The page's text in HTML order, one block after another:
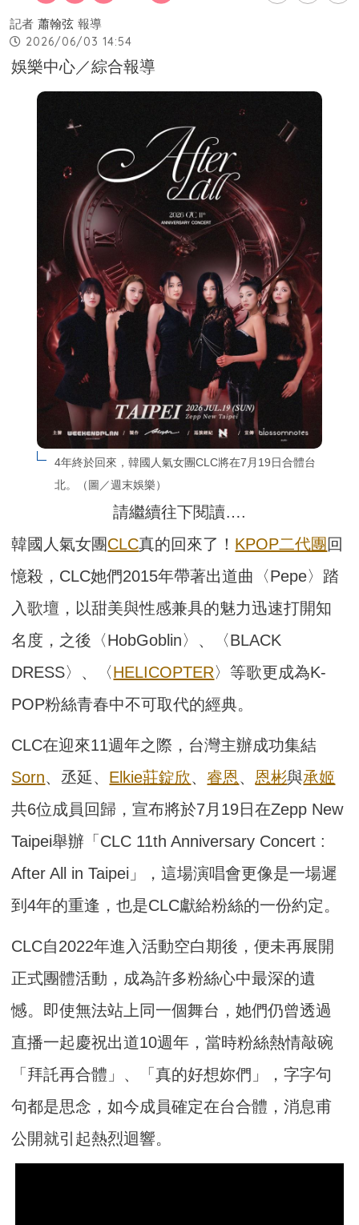
記者 蕭翰弦 報導
2026/06/03 14:54
娛樂中心／綜合報導
4年終於回來，韓國人氣女團CLC將在7月19日合體台
北。（圖／週末娛樂）
請繼續往下閱讀….
韓國人氣女團CLC真的回來了！ KPOP二代團回
憶殺，CLC她們2015年帶著出道曲〈Pepe〉踏
入歌壇，以甜美與性感兼具的魅力迅速打開知
名度，之後〈HobGoblin〉、〈BLACK
DRESS〉、〈HELICOPTER〉等歌更成為K-
POP粉絲青春中不可取代的經典。
CLC在迎來11週年之際，台灣主辦成功集結
Sorn、丞延、 Elkie莊錠欣、睿恩、 恩彬與承姬
共6位成員回歸，宣布將於7月19日在Zepp New
Taipei舉辦「CLC 11th Anniversary Concert :
After All in Taipei」，這場演唱會更像是一場遲
到4年的重逢，也是CLC獻給粉絲的一份約定。
CLC自2022年進入活動空白期後，便未再展開
正式團體活動，成為許多粉絲心中最深的遺
憾。即使無法站上同一個舞台，她們仍曾透過
直播一起慶祝出道10週年，當時粉絲熱情敲碗
「拜託再合體」、「真的好想妳們」，字字句
句都是思念，如今成員確定在台合體，消息甫
公開就引起熱烈迴響。